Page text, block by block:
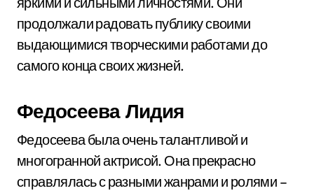
продолжали радовать публику своими
выдающимися творческими работами до
самого конца своих жизней.
Федосеева Лидия
Федосеева была очень талантливой и
многогранной актрисой. Она прекрасно
справлялась с разными жанрами и ролями –